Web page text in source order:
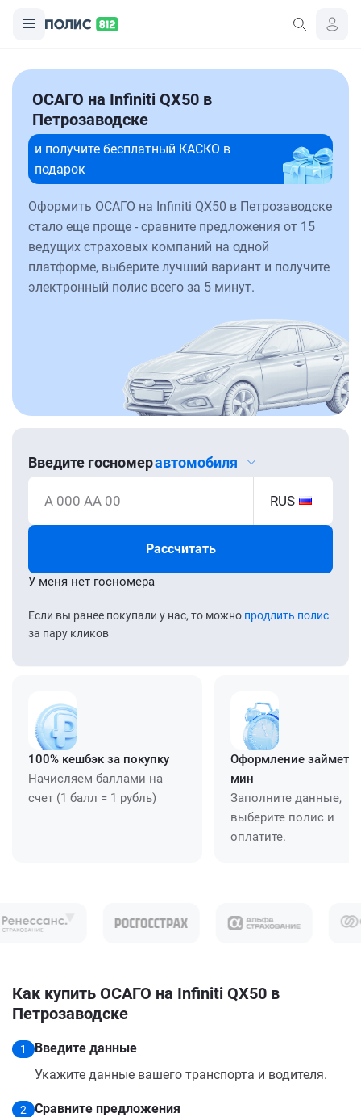
ОСАГО на Infiniti QX50 в
Петрозаводске
и получите бесплатный КАСКО в
подарок
Оформить ОСАГО на Infiniti QX50 в Петрозаводске
стало еще проще - сравните предложения от 15
ведущих страховых компаний на одной
платформе, выберите лучший вариант и получите
электронный полис всего за 5 минут.
Введите госномеравтомобиля
А 000 АА 00 RUS
Рассчитать
Если вы ранее покупали у нас, то можно продлить полис
за пару кликов
У меня нет госномера
100% кешбэк за покупку
Начисляем баллами на
счет (1 балл = 1 рубль)
Оформление займет
мин
Заполните данные,
выберите полис и
оплатите.
Как купить ОСАГО на Infiniti QX50 в
Петрозаводске
1
Введите данные
Укажите данные вашего транспорта и водителя.
2
Сравните предложения